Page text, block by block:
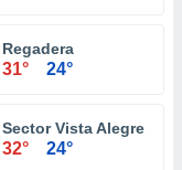
Regadera
31° 24°
Sector Vista Alegre
32° 24°